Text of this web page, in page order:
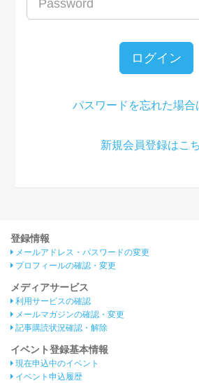
ログイン
パスワードを忘れた場合
新規会員登録はこ
登録情報
メールアドレス・パスワードの変更
プロフィールの確認・変更
メディアサービス
利用サービスの確認
メールマガジンの確認・変更
記事購読状況確認・解除
イベント登録基本情報
現在申込中のイベント
イベント申込履歴